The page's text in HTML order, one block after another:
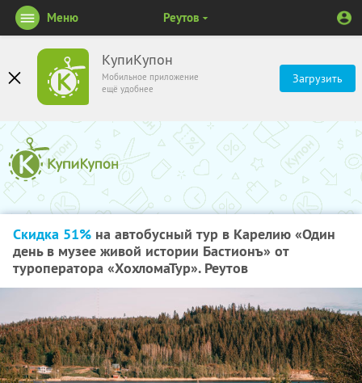
КупиКупон
Мобильное приложение
ещё удобнее
Загрузить
Меню Реутов
Скидка 51% на автобусный тур в Карелию «Один
день в музее живой истории Бастионъ» от
туроператора «ХохломаТур». Реутов